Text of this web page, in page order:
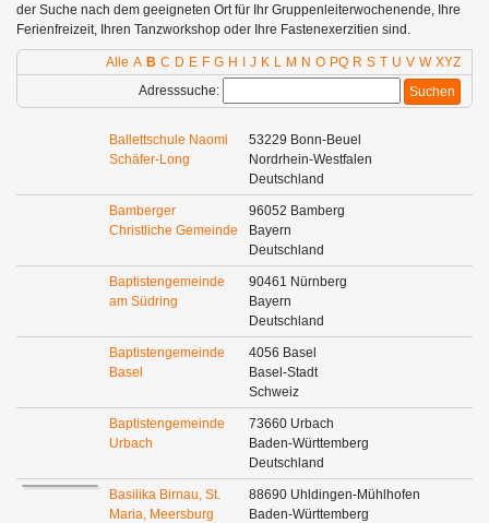
der Suche nach dem geeigneten Ort für Ihr Gruppenleiterwochenende, Ihre
Ferienfreizeit, Ihren Tanzworkshop oder Ihre Fastenexerzitien sind.
Alle A B C D E F G H I J K L M N O PQ R S T U V W XYZ
Adresssuche:
Ballettschule Naomi
Schäfer-Long
53229 Bonn-Beuel
Nordrhein-Westfalen
Deutschland
Bamberger
Christliche Gemeinde
96052 Bamberg
Bayern
Deutschland
Baptistengemeinde
am Südring
90461 Nürnberg
Bayern
Deutschland
Baptistengemeinde
Basel
4056 Basel
Basel-Stadt
Schweiz
Baptistengemeinde
Urbach
73660 Urbach
Baden-Württemberg
Deutschland
Basilika Birnau, St.
Maria, Meersburg
88690 Uhldingen-Mühlhofen
Baden-Württemberg